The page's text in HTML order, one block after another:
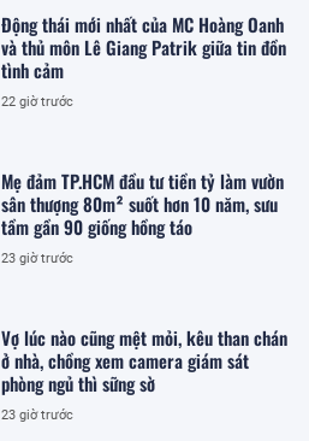
Động thái mới nhất của MC Hoàng Oanh
và thủ môn Lê Giang Patrik giữa tin đồn
tình cảm
22 giờ trước
Mẹ đảm TP.HCM đầu tư tiền tỷ làm vườn
sân thượng 80m² suốt hơn 10 năm, sưu
tầm gần 90 giống hồng táo
23 giờ trước
Vợ lúc nào cũng mệt mỏi, kêu than chán
ở nhà, chồng xem camera giám sát
phòng ngủ thì sững sờ
23 giờ trước